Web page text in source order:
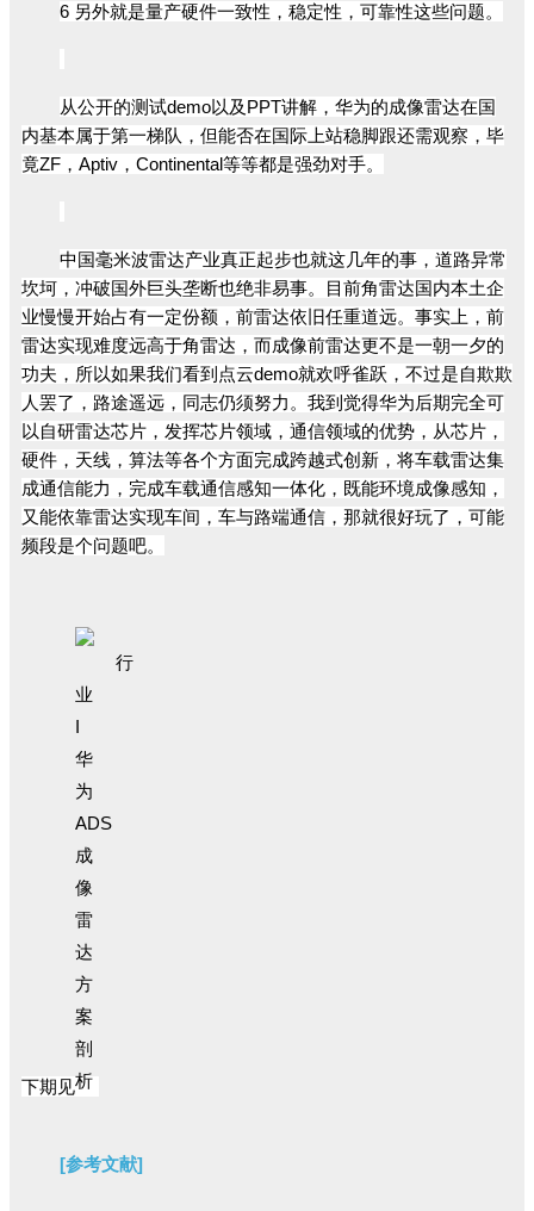
6 另外就是量产硬件一致性，稳定性，可靠性这些问题。
从公开的测试demo以及PPT讲解，华为的成像雷达在国
内基本属于第一梯队，但能否在国际上站稳脚跟还需观察，毕
竟ZF，Aptiv，Continental等等都是强劲对手。
中国毫米波雷达产业真正起步也就这几年的事，道路异常
坎坷，冲破国外巨头垄断也绝非易事。目前角雷达国内本土企
业慢慢开始占有一定份额，前雷达依旧任重道远。事实上，前
雷达实现难度远高于角雷达，而成像前雷达更不是一朝一夕的
功夫，所以如果我们看到点云demo就欢呼雀跃，不过是自欺欺
人罢了，路途遥远，同志仍须努力。我到觉得华为后期完全可
以自研雷达芯片，发挥芯片领域，通信领域的优势，从芯片，
硬件，天线，算法等各个方面完成跨越式创新，将车载雷达集
成通信能力，完成车载通信感知一体化，既能环境成像感知，
又能依靠雷达实现车间，车与路端通信，那就很好玩了，可能
频段是个问题吧。
下期见
[参考文献]